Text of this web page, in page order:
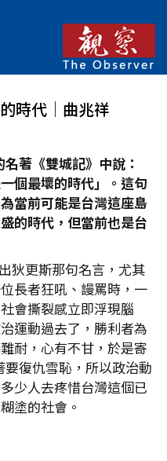
時代│曲兆祥
著《雙城記》中說：
個最壞的時代」。這句
當前可能是台灣這座島
的時代，但當前也是台
狄更斯那句名言，尤其
長者狂吼、謾罵時，一
會撕裂感立即浮現腦
運動過去了，勝利者為
耐，心有不甘，於是寄
復仇雪恥，所以政治動
少人去疼惜台灣這個已
塗的社會。